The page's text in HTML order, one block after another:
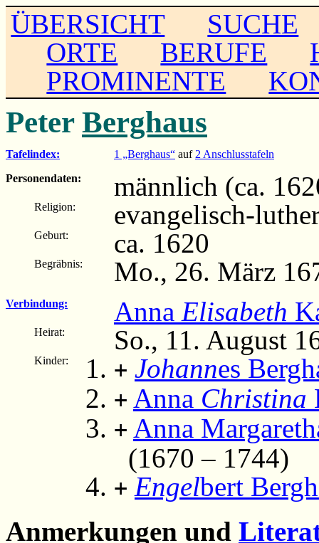
ÜBERSICHT
SUCHE
ORTE
BERUFE
PROMINENTE
Peter Berghaus
Tafelindex: 1 „Berghaus“ auf 2 Anschlusstafeln
Personendaten:
männlich (ca.
Religion: evangelisch-
Geburt: ca. 1620
Begräbnis: Mo., 26. März
Verbindung: Anna Elisabeth
Heirat: So., 11. August
Kinder: + Johannes
+ Anna Christina
+ Anna
(1670 – 1744)
+ Engelbert
Anmerkungen und